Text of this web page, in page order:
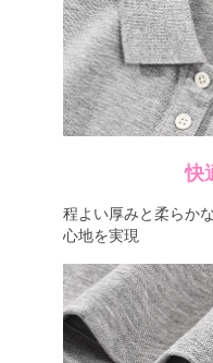
快
程よい厚みと柔らか
心地を実現